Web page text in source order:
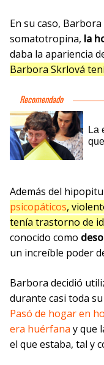
En su caso,
somatotropina, la
daba la apariencia
Barbora Skrlová
Además del
psicopáticos,
tenía trastorno de
conocido como
un increíble poder
Barbora decidió
durante casi toda
Pasó de hogar en
era huérfana y que
el que estaba, tal y